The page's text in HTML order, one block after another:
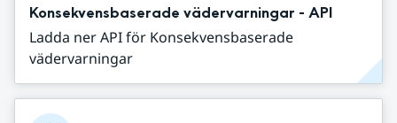
Konsekvensbaserade vädervarningar - API
Ladda ner API för Konsekvensbaserade
vädervarningar